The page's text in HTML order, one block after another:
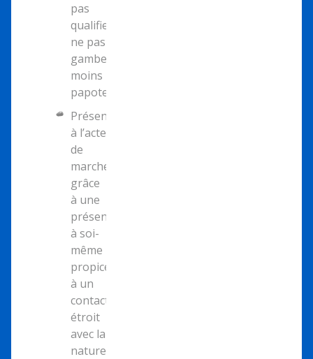
pas
qualifier,
ne pas
gamberger,
moins
papoter…).
Présence
à l’acte
de
marcher
grâce
à une
présence
à soi-
même
propice
à un
contact
étroit
avec la
nature.